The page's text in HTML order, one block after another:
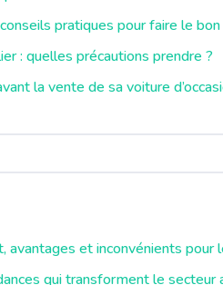
pratiques pour faire le
: quelles précautions prendre ?
la vente de sa voiture
avantages et inconvénients pour
qui transforment le secteur